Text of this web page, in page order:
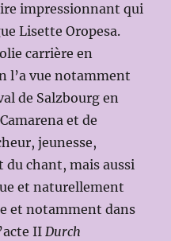
impressionnant qui
Lisette Oropesa.
carrière en
l’a vue notamment
de Salzbourg en
et de
jeunesse,
du chant, mais aussi
et naturellement
et notamment dans
IIDurch